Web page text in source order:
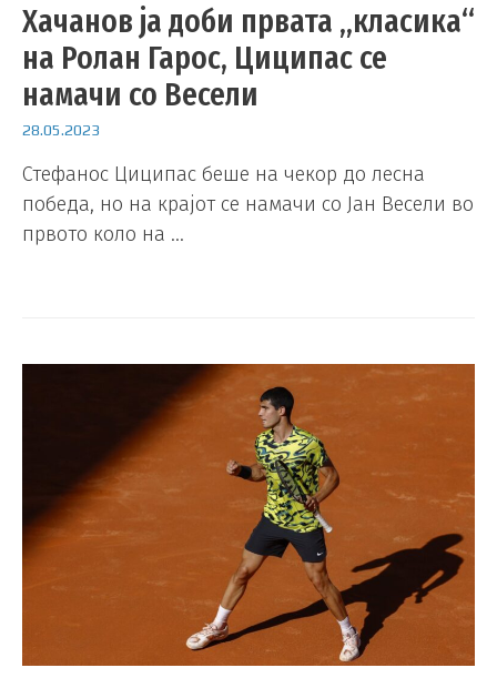
Хачанов ја доби првата „класика“
на Ролан Гарос, Циципас се
намачи со Весели
28.05.2023
Стефанос Циципас беше на чекор до лесна
победа, но на крајот се намачи со Јан Весели во
првото коло на …